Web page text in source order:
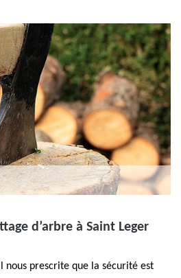
d’arbre à Saint Leger
nous prescrite que la sécurité est